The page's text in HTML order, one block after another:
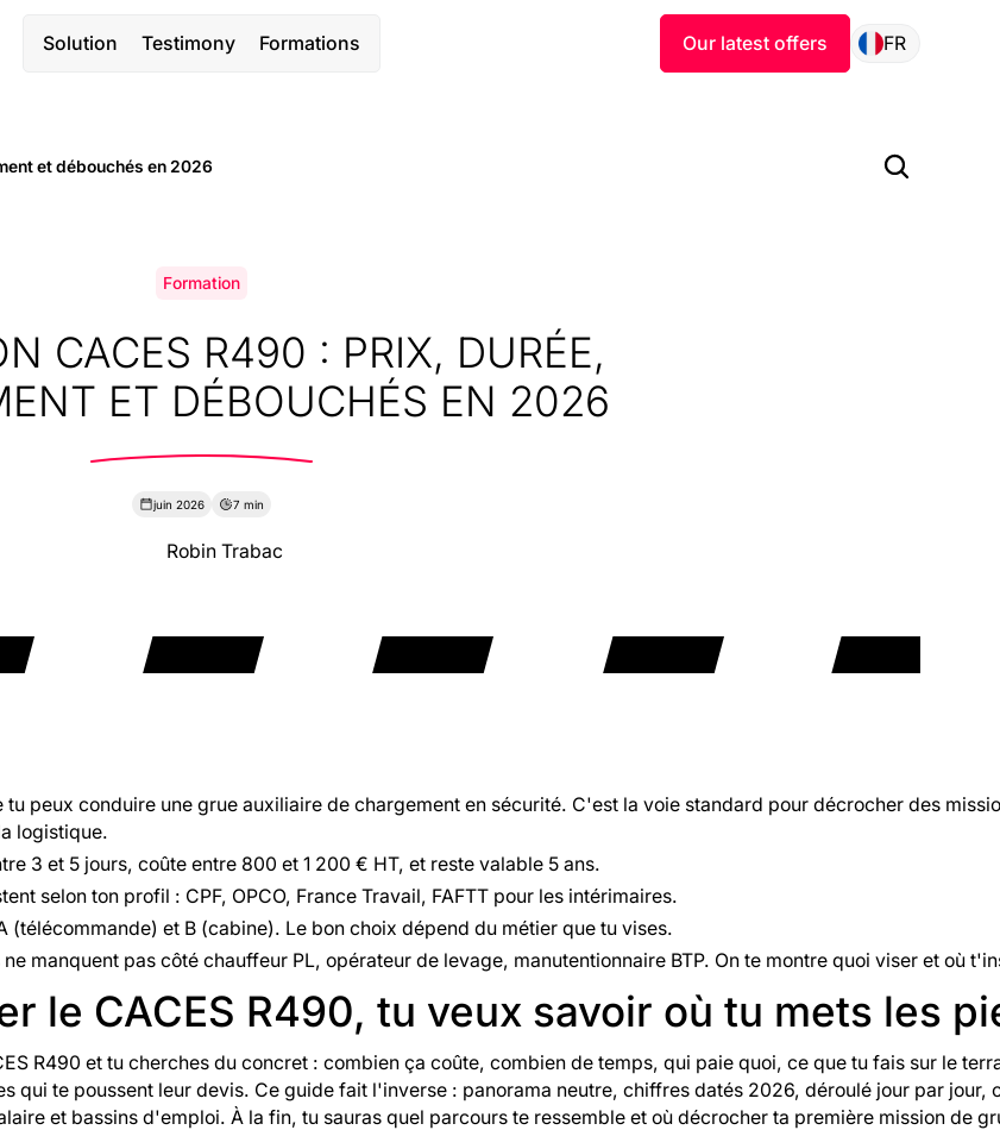
Solution Testimony Formations Our latest offers FR
et débouchés en 2026
Formation
CACES R490 : PRIX, DURÉE,
ET DÉBOUCHÉS EN 2026
juin 2026 7 min
Robin Trabac
tu peux conduire une grue auxiliaire de chargement en sécurité. C'est la voie standard pour décrocher des
logistique.
3 et 5 jours, coûte entre 800 et 1 200 € HT, et reste valable 5 ans.
selon ton profil : CPF, OPCO, France Travail, FAFTT pour les intérimaires.
(télécommande) et B (cabine). Le bon choix dépend du métier que tu vises.
manquent pas côté chauffeur PL, opérateur de levage, manutentionnaire BTP. On te montre quoi viser et où
le CACES R490, tu veux savoir où tu mets les
R490 et tu cherches du concret : combien ça coûte, combien de temps, qui paie quoi, ce que tu fais sur le
qui te poussent leur devis. Ce guide fait l'inverse : panorama neutre, chiffres datés 2026, déroulé jour par jour,
et bassins d'emploi. À la fin, tu sauras quel parcours te ressemble et où décrocher ta première mission de